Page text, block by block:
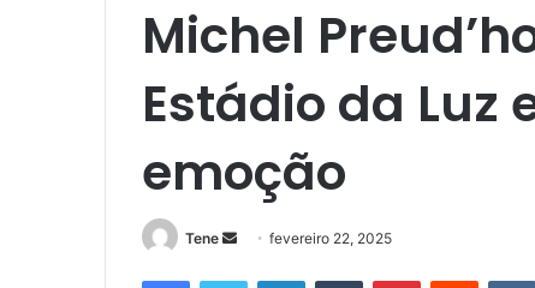
Michel
Estádio da Luz
emoção
Tene
Mandefevereiro 22, 2025
FacebookTwitter LinkedinTumblr PinterestReddit